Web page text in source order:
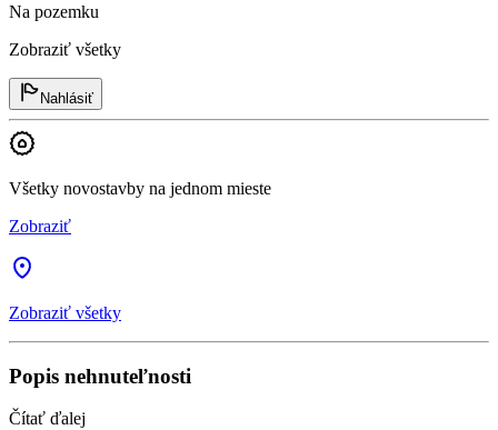
Na pozemku
Zobraziť všetky
Nahlásiť
Všetky novostavby na jednom mieste
Zobraziť
Zobraziť všetky
Popis nehnuteľnosti
Čítať ďalej